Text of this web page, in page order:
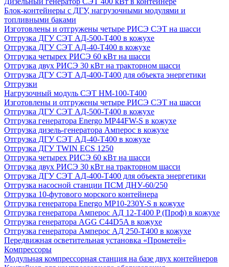
Блок-контейнеры с ДГУ, нагрузочными модулями и
топливными баками
Изготовлены и отгружены четыре РИСЭ СЭТ на шасси
Отгрузка ДГУ СЭТ АД-500-Т400 в кожухе
Отгрузка ДГУ СЭТ АД-40-Т400 в кожухе
Отгрузка четырех РИСЭ 60 кВт на шасси
Отгрузка двух РИСЭ 30 кВт на тракторном шасси
Отгрузка ДГУ СЭТ АД-400-Т400 для объекта энергетики
Отгрузки
Нагрузочный модуль СЭТ НМ-100-Т400
Изготовлены и отгружены четыре РИСЭ СЭТ на шасси
Отгрузка ДГУ СЭТ АД-500-Т400 в кожухе
Отгрузка генератора Energo MP44FW-S в кожухе
Отгрузка дизель-генератора Амперос в кожухе
Отгрузка ДГУ СЭТ АД-40-Т400 в кожухе
Отгрузка ДГУ TWIN ECS 1250
Отгрузка четырех РИСЭ 60 кВт на шасси
Отгрузка двух РИСЭ 30 кВт на тракторном шасси
Отгрузка ДГУ СЭТ АД-400-Т400 для объекта энергетики
Отгрузка насосной станции ПСМ ДНУ-60/250
Отгрузка 10-футового морского контейнера
Отгрузка генератора Energo MP10-230Y-S в кожухе
Отгрузка генератора Амперос АД 12-Т400 P (Проф) в кожухе
Отгрузка генератора AGG C44D5A в кожухе
Отгрузка генератора Амперос АД 250-Т400 в кожухе
Передвижная осветительная установка «Прометей»
Компрессоры
Модульная компрессорная станция на базе двух контейнеров